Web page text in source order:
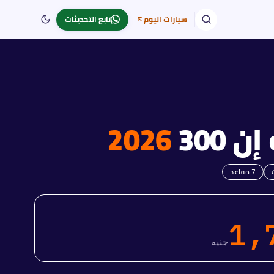
سيارات اليوم تابع التحديثات
إن 300 2026
7مقاعد
جنيه